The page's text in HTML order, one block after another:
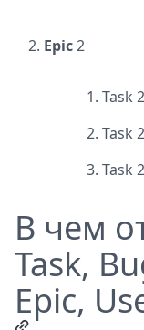
Epic2
Task
Task
Task
В чем
Task,
Epic,